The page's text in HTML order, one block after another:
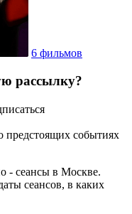
6 фильмов
рассылку?
предстоящих событиях
- сеансы в Москве.
сеансов, в каких